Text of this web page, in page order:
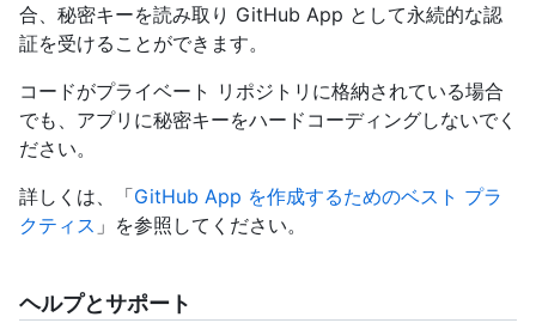
合、秘密キーを読み取り GitHub App として永続的な認
証を受けることができます。
コードがプライベート リポジトリに格納されている場合
でも、アプリに秘密キーをハードコーディングしないでく
ださい。
詳しくは、「GitHub App を作成するためのベスト プラ
クティス 」を参照してください。
ヘルプとサポート